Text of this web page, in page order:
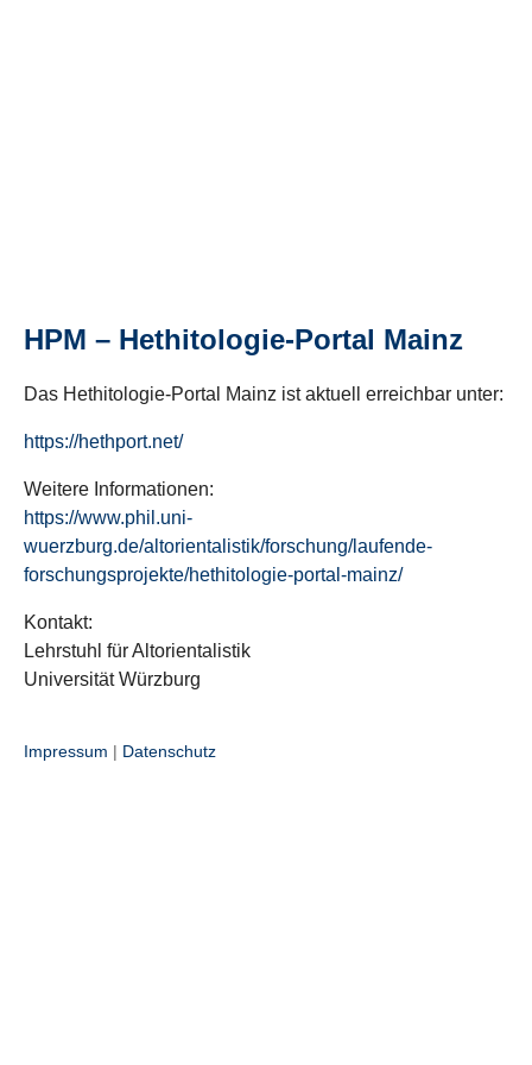
HPM – Hethitologie-Portal Mainz
Das Hethitologie-Portal Mainz ist aktuell erreichbar unter:
https://hethport.net/
Weitere Informationen:
https://www.phil.uni-
wuerzburg.de/altorientalistik/forschung/laufende-
forschungsprojekte/hethitologie-portal-mainz/
Kontakt:
Lehrstuhl für Altorientalistik
Universität Würzburg
Impressum | Datenschutz